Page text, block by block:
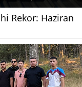
Rekor: Haziran